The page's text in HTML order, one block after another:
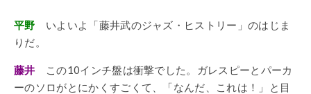
平野 いよいよ「藤井武のジャズ・ヒストリー」のはじま
りだ。
藤井 この10インチ盤は衝撃でした。ガレスピーとパーカ
ーのソロがとにかくすごくて、「なんだ、これは！」と目